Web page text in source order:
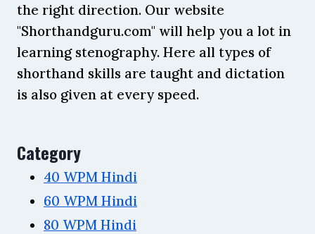
the right direction. Our website
"Shorthandguru.com" will help you a lot in
learning stenography. Here all types of
shorthand skills are taught and dictation
is also given at every speed.
Category
40 WPM Hindi
60 WPM Hindi
80 WPM Hindi